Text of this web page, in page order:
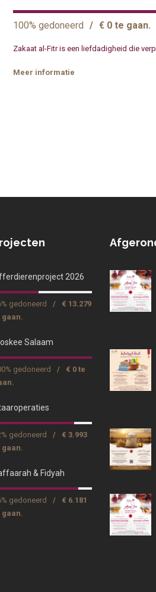
100% gedoneerd / € 0 te gaan.
Zakaat al-Fitr is een liefdadigheid die
Meer informatie
2026
gedoneerd /
€ 13.279
gaan.
Salaam
gedoneerd /
€ 0 te
gedoneerd /
€ 3.993
gaan.
& Fidyah
gedoneerd /
€ 6.181
gaan.